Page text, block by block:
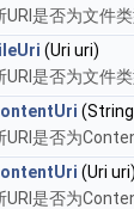
URI是否为文件类
(Uri uri)
URI是否为文件类
URI是否为
(Uri uri)
URI是否为